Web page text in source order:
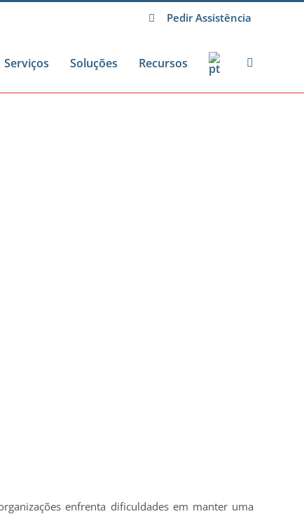
Pedir Assistência
Serviços Soluções Recursos
enfrenta dificuldades em manter uma